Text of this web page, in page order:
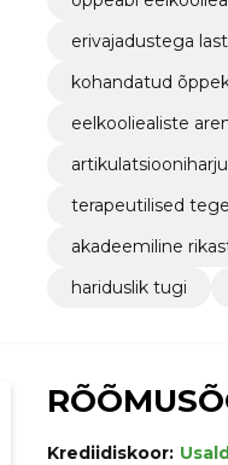
erivajadustega
kohandatud
eelkooliealiste
terapeutilised
akadeemiline
hariduslik tugi
Krediidiskoor: